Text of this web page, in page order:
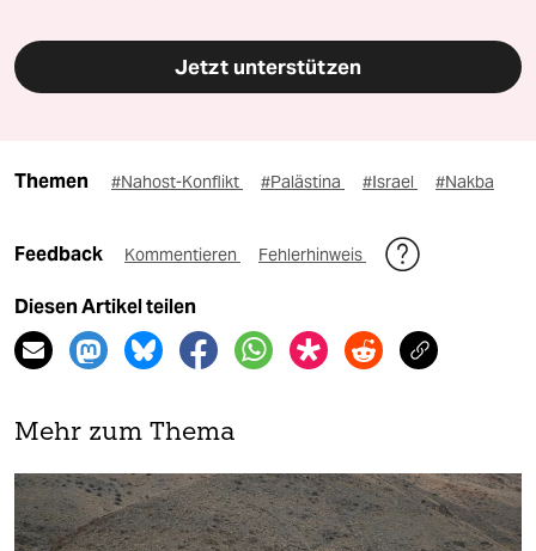
Jetzt unterstützen
Themen #Nahost-Konflikt #Palästina #Israel #Nakba
Feedback Kommentieren Fehlerhinweis
Diesen Artikel teilen
Mehr zum Thema